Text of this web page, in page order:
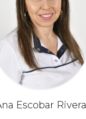
Escobar Rivera